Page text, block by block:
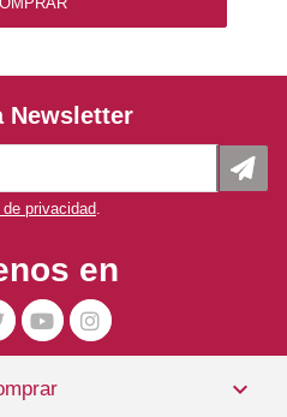
340gr Acana
Newsletter
privacidad
en
